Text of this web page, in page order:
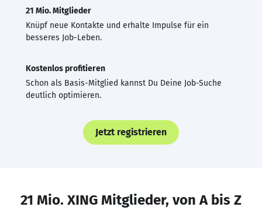
21 Mio. Mitglieder
Knüpf neue Kontakte und erhalte Impulse für ein
besseres Job-Leben.
Kostenlos profitieren
Schon als Basis-Mitglied kannst Du Deine Job-Suche
deutlich optimieren.
Jetzt registrieren
21 Mio. XING Mitglieder, von A bis Z